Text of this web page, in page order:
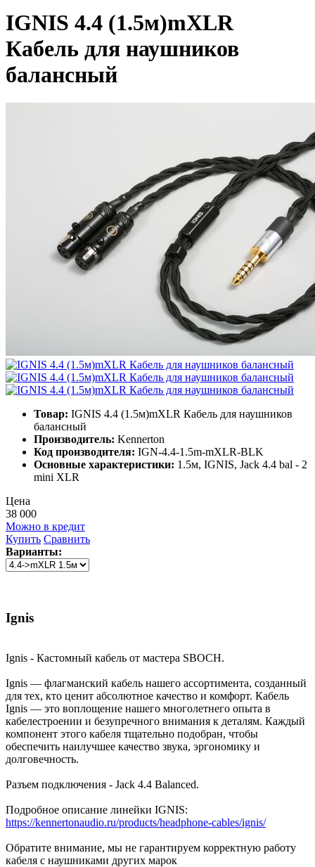
IGNIS 4.4 (1.5м)mXLR
Кабель для наушников
балансный
Товар: IGNIS 4.4 (1.5м)mXLR Кабель для наушников
балансный
Производитель: Kennerton
Код производителя: IGN-4.4-1.5m-mXLR-BLK
Основные характеристики: 1.5м, IGNIS, Jack 4.4 bal - 2
mini XLR
Цена
38 000
Можно в кредит
Купить Сравнить
Варианты:
Ignis
Ignis - Кастомный кабель от мастера SBOCH.
Ignis — флагманский кабель нашего ассортимента, созданный
для тех, кто ценит абсолютное качество и комфорт. Кабель
Ignis — это воплощение нашего многолетнего опыта в
кабелестроении и безупречного внимания к деталям. Каждый
компонент этого кабеля тщательно подобран, чтобы
обеспечить наилучшее качество звука, эргономику и
долговечность.
Разъем подключения - Jack 4.4 Balanced.
Подробное описание линейки IGNIS:
https://kennertonaudio.ru/products/headphone-cables/ignis/
Обратите внимание, мы не гарантируем корректную работу
кабеля с наушниками других марок